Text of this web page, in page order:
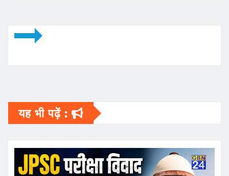
यह भी पढ़ें :